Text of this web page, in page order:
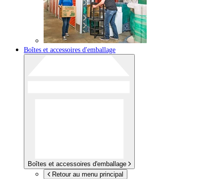
Boîtes et accessoires d'emballage
Boîtes et accessoires d'emballage
Retour au menu principal